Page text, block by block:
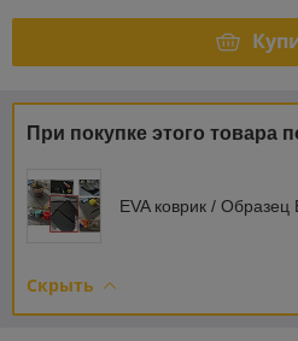
При покупке этого товара
EVA коврик / Образец
Скрыть